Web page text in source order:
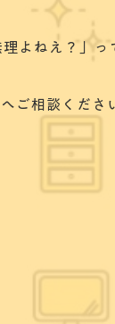
よねえ？」
相談くださ